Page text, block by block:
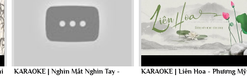
KARAOKE | Nghìn Mắt Nghìn Tay -
KARAOKE | Liên Hoa - Phương Mỹ